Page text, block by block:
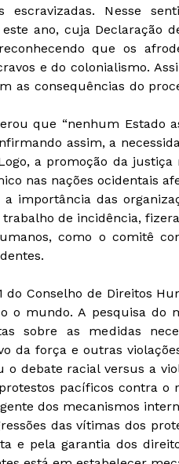
escravizadas. Nesse
ano, cuja Declaração
que os
e do colonialismo.
as consequências do
que “nenhum Estado
assim, a
a promoção da justiça
nas nações ocidentais
importância das
de incidência,
como o comitê
do Conselho de Direitos
o mundo. A pesquisa do
sobre as medidas
da força e outras
o debate racial versus a
pacíficos contra
dos mecanismos
das vítimas dos
e pela garantia dos